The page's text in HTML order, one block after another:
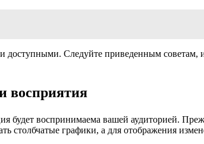
Следуйте приведенным советам,
восприятия
будет воспринимаема вашей аудиторией.
столбчатые графики, а для отображения